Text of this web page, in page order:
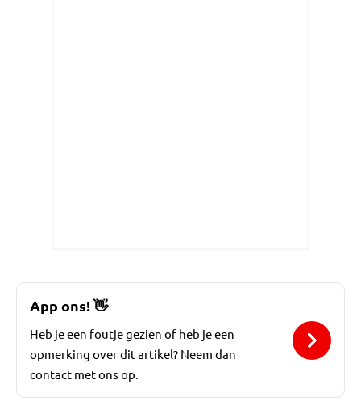
App ons!👋
Heb je een foutje gezien of heb je een
opmerking over dit artikel? Neem dan
contact met ons op.